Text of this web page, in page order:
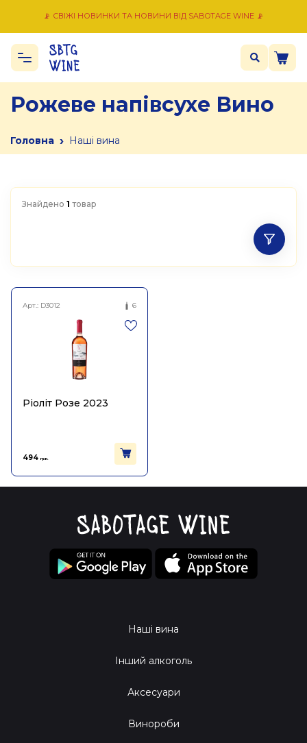
📡 СВІЖІ НОВИНКИ ТА НОВИНИ ВІД SABOTAGE WINE 📡
Рожеве напівсухе Вино
Головна › Наші вина
Знайдено 1 товар
Арт.: D3012 6
Ріоліт Розе 2023
494 грн.
Наші вина
Інший алкоголь
Аксесуари
Винороби